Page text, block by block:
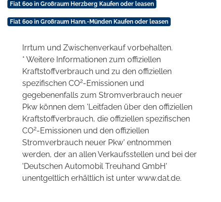
Fiat 600 in Großraum Herzberg Kaufen oder leasen
Fiat 600 in Großraum Hann.-Münden Kaufen oder leasen
Irrtum und Zwischenverkauf vorbehalten.
* Weitere Informationen zum offiziellen
Kraftstoffverbrauch und zu den offiziellen
spezifischen CO2-Emissionen und
gegebenenfalls zum Stromverbrauch neuer
Pkw können dem 'Leitfaden über den offiziellen
Kraftstoffverbrauch, die offiziellen spezifischen
CO2-Emissionen und den offiziellen
Stromverbrauch neuer Pkw' entnommen
werden, der an allen Verkaufsstellen und bei der
'Deutschen Automobil Treuhand GmbH'
unentgeltlich erhältlich ist unter www.dat.de.